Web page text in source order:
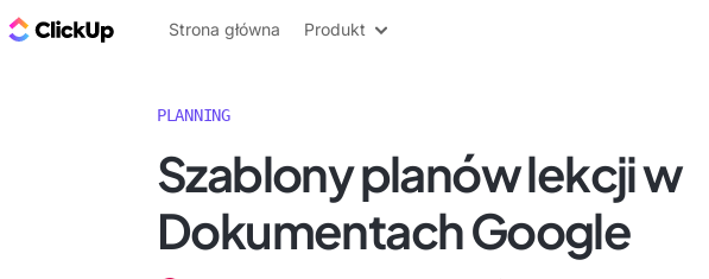
ClickUp Blog
Strona główna Produkt
PLANNING
Szablony planów lekcji w
Dokumentach Google